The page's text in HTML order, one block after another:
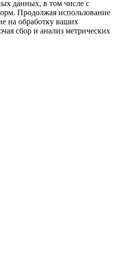
данных, в том числе с
Продолжая использование
на обработку ваших
сбор и анализ метрических